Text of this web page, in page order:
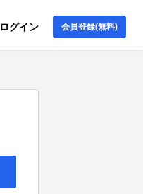
ログイン 会員登録(無料)